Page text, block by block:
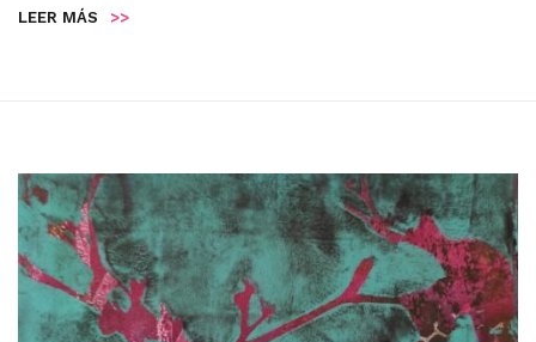
LEER MÁS >>